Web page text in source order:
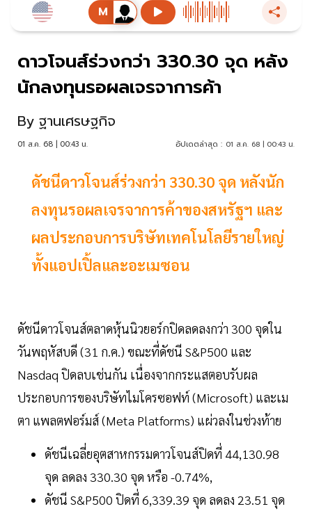
ดาวโจนส์ร่วงกว่า 330.30 จุด หลัง
นักลงทุนรอผลเจรจาการค้า
By ฐานเศรษฐกิจ
01 ส.ค. 68 | 00:43 น. อัปเดตล่าสุด : 01 ส.ค. 68 | 00:43 น.
ดัชนีดาวโจนส์ร่วงกว่า 330.30 จุด หลังนัก
ลงทุนรอผลเจรจาการค้าของสหรัฐฯ และ
ผลประกอบการบริษัทเทคโนโลยีรายใหญ่
ทั้งแอปเปิ้ลและอะเมซอน
ดัชนีดาวโจนส์ตลาดหุ้นนิวยอร์กปิดลดลงกว่า 300 จุดใน
วันพฤหัสบดี (31 ก.ค.) ขณะที่ดัชนี S&P500 และ
Nasdaq ปิดลบเช่นกัน เนื่องจากกระแสตอบรับผล
ประกอบการของบริษัทไมโครซอฟท์ (Microsoft) และเม
ตา แพลตฟอร์มส์ (Meta Platforms) แผ่วลงในช่วงท้าย
ดัชนีเฉลี่ยอุตสาหกรรมดาวโจนส์ปิดที่ 44,130.98
จุด ลดลง 330.30 จุด หรือ -0.74%,
ดัชนี S&P500 ปิดที่ 6,339.39 จุด ลดลง 23.51 จุด